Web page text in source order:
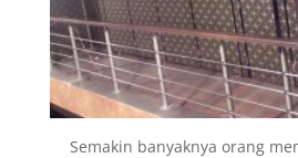
Semakin banyaknya orang